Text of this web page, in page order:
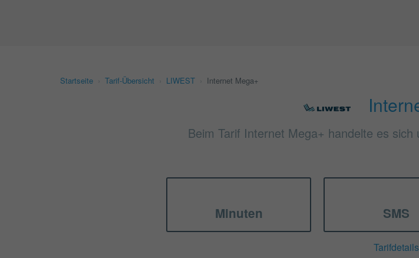
Startseite Tarif-Übersicht LIWEST Internet Mega+
Beim Tarif Internet Mega+ handelte es
Minuten SMS
Tarifdetails